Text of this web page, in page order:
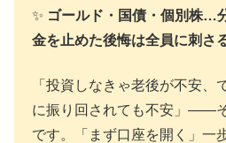
✨ ゴールド・国債・個別株…
金を止めた後悔は全員に刺さ
「投資しなきゃ老後が不安、
に振り回されても不安」——
です。「まず口座を開く」一